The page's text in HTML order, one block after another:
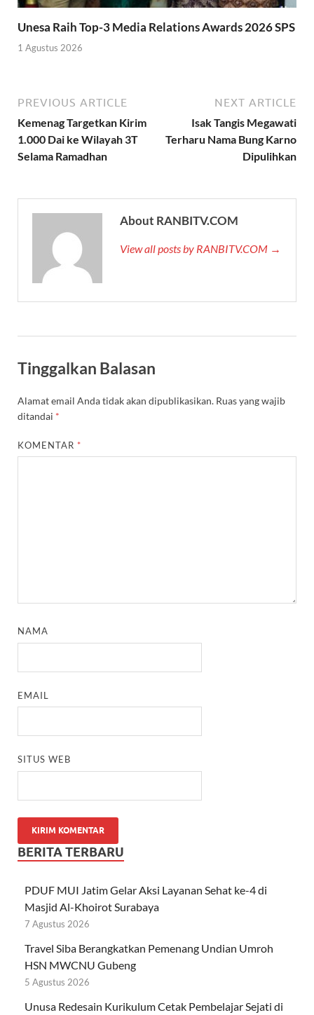
Unesa Raih Top-3 Media Relations Awards 2026 SPS
1 Agustus 2026
PREVIOUS ARTICLE
Kemenag Targetkan Kirim
1.000 Dai ke Wilayah 3T
Selama Ramadhan
NEXT ARTICLE
Isak Tangis Megawati
Terharu Nama Bung Karno
Dipulihkan
About RANBITV.COM
View all posts by RANBITV.COM →
Tinggalkan Balasan
Alamat email Anda tidak akan dipublikasikan. Ruas yang wajib
ditandai *
KOMENTAR *
NAMA
EMAIL
SITUS WEB
BERITA TERBARU
PDUF MUI Jatim Gelar Aksi Layanan Sehat ke-4 di
Masjid Al-Khoirot Surabaya
7 Agustus 2026
Travel Siba Berangkatkan Pemenang Undian Umroh
HSN MWCNU Gubeng
5 Agustus 2026
Unusa Redesain Kurikulum Cetak Pembelajar Sejati di